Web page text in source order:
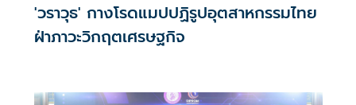
'วราวุธ' กางโรดแมปปฏิรูปอุตสาหกรรมไทย
ฝ่าภาวะวิกฤตเศรษฐกิจ